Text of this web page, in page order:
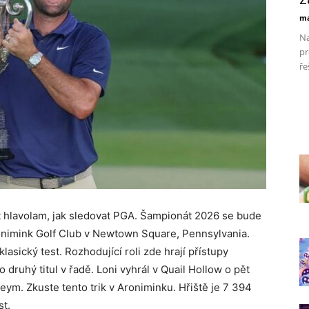
jak sledovat PGA. Šampionát 2026 se bude
Golf Club v Newtown Square, Pennsylvania.
test. Rozhodující roli zde hrají přístupy
titul v řadě. Loni vyhrál v Quail Hollow o pět
Zkuste tento trik v Aroniminku. Hřiště je 7 394